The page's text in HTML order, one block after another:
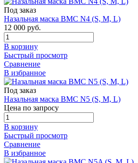
Под заказ
Назальная маска BMC N4 (S, M, L)
12 000 руб.
В корзину
Быстрый просмотр
Сравнение
В избранное
Под заказ
Назальная маска BMC N5 (S, M, L)
Цена по запросу
В корзину
Быстрый просмотр
Сравнение
В избранное